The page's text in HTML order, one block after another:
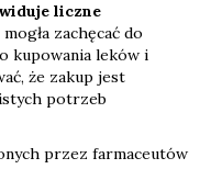
liczne
zachęcać do
kupowania leków i
że zakup jest
potrzeb
przez farmaceutów